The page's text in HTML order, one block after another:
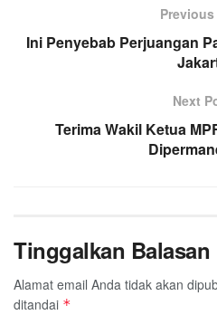
o
r
p
r
a
Ini Penyebab Perjuangan
Next
Terima Wakil Ketua
Tinggalkan Balasan
Alamat email Anda tidak akan
ditandai *